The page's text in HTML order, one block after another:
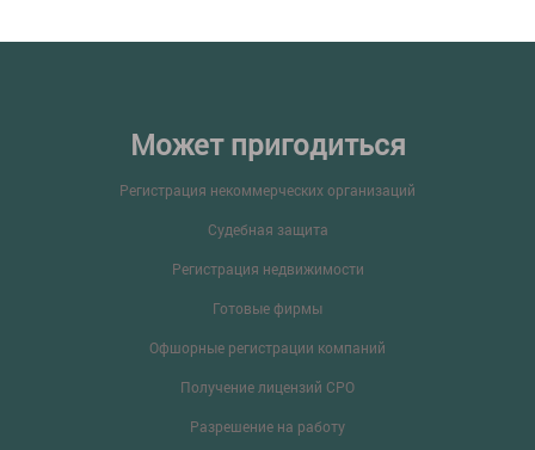
Может пригодиться
Регистрация некоммерческих организаций
Судебная защита
Регистрация недвижимости
Готовые фирмы
Офшорные регистрации компаний
Получение лицензий СРО
Разрешение на работу